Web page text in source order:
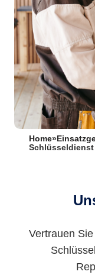
Home»
Vertrauen